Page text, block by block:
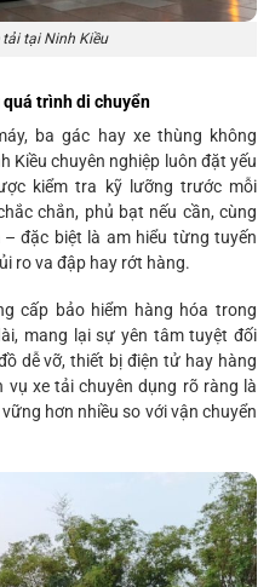
tải tại Ninh Kiều
trình di chuyển
ba gác hay xe thùng không
Kiều chuyên nghiệp luôn đặt yếu
kiểm tra kỹ lưỡng trước mỗi
chắn, phủ bạt nếu cần, cùng
đặc biệt là am hiểu từng tuyến
ro va đập hay rớt hàng.
cấp bảo hiểm hàng hóa trong
mang lại sự yên tâm tuyệt đối
dễ vỡ, thiết bị điện tử hay hàng
vụ xe tải chuyên dụng rõ ràng là
hơn nhiều so với vận chuyển